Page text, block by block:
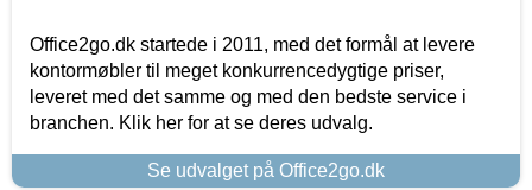
Office2go.dk startede i 2011, med det formål at levere
kontormøbler til meget konkurrencedygtige priser,
leveret med det samme og med den bedste service i
branchen. Klik her for at se deres udvalg.
Se udvalget på Office2go.dk